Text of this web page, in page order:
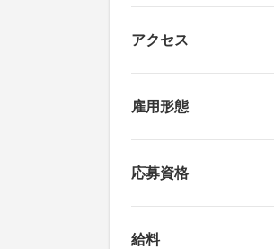
アクセス
雇用形態
応募資格
給料